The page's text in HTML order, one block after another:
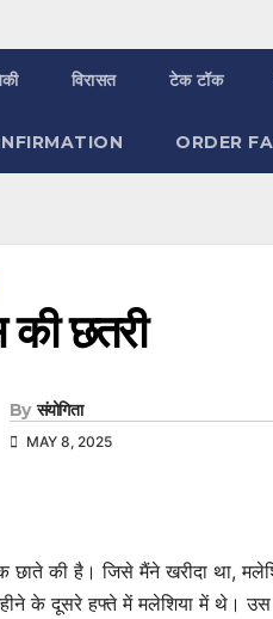
विरासत टेक टॉक
ORDER
की छतरी
By संयोगिता
MAY 8, 2025
छाते की है। जिसे मैंने खरीदा था,
के दूसरे हफ्ते में मलेशिया में थे। उस